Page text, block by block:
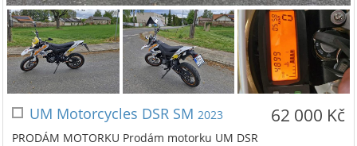
62 000 Kč
UM Motorcycles DSR SM 2023
PRODÁM MOTORKU Prodám motorku UM DSR